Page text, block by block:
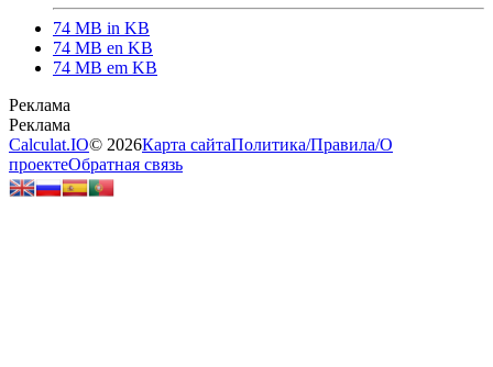
74 MB in KB
74 MB en KB
74 MB em KB
Calculat.IO© 2026Карта сайтаПолитика/Правила/О
проектеОбратная связь